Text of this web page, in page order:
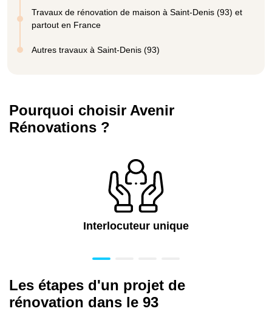
Travaux de rénovation de maison à Saint-Denis (93) et
partout en France
Autres travaux à Saint-Denis (93)
Pourquoi choisir Avenir
Rénovations ?
Interlocuteur unique
Les étapes d'un projet de
rénovation dans le 93